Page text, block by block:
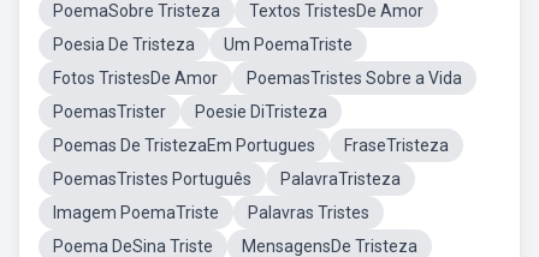
PoemaSobre Tristeza
Textos TristesDe Amor
Poesia De Tristeza
Um PoemaTriste
Fotos TristesDe Amor
PoemasTristes Sobre a Vida
PoemasTrister
Poesie DiTristeza
Poemas De TristezaEm Portugues
FraseTristeza
PoemasTristes Português
PalavraTristeza
Imagem PoemaTriste
Palavras Tristes
Poema DeSina Triste
MensagensDe Tristeza